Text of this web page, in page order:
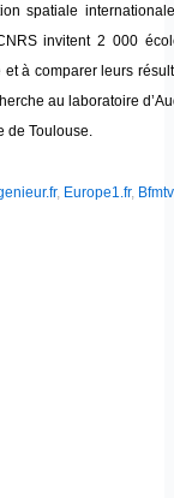
spatiale
invitent 2 000
et à comparer leurs
au laboratoire
de Toulouse.
, Europe1.fr,